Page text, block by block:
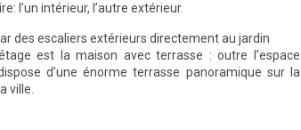
l’un intérieur, l’autre extérieur.
des escaliers extérieurs directement au jardin
est la maison avec terrasse : outre l’espace
d’une énorme terrasse panoramique sur la
ville.